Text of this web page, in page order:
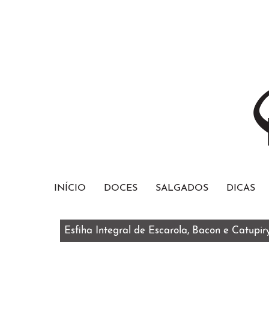
INÍCIO DOCES SALGADOS DICAS
Esfiha Integral de Escarola, Bacon e